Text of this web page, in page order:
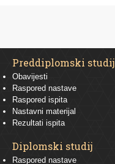
Preddiplomski studij
Obavijesti
Raspored nastave
Raspored ispita
Nastavni materijal
Rezultati ispita
Diplomski studij
Raspored nastave